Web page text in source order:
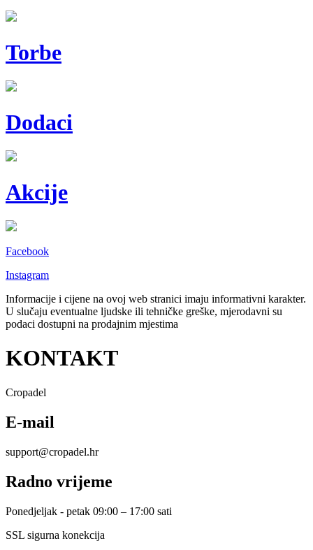
Torbe
Dodaci
Akcije
Facebook
Instagram
Informacije i cijene na ovoj web stranici imaju informativni karakter.
U slučaju eventualne ljudske ili tehničke greške, mjerodavni su
podaci dostupni na prodajnim mjestima
KONTAKT
Cropadel
E-mail
support@cropadel.hr
Radno vrijeme
Ponedjeljak - petak 09:00 – 17:00 sati
SSL sigurna konekcija